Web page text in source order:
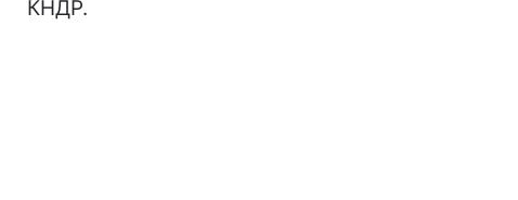
КНДР.